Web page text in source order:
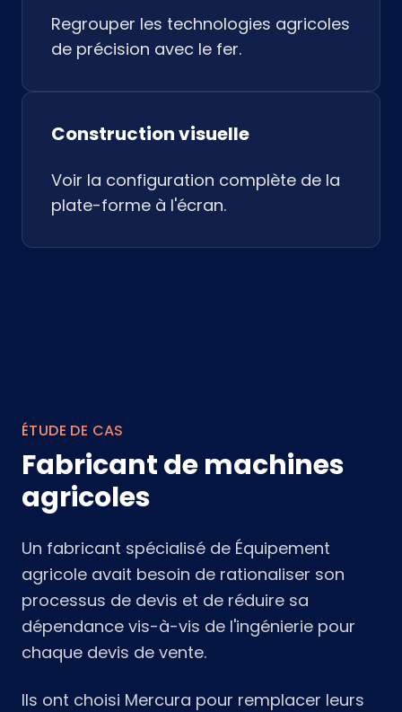
Regrouper les technologies agricoles
de précision avec le fer.
Construction visuelle
Voir la configuration complète de la
plate-forme à l'écran.
ÉTUDE DE CAS
Fabricant de machines
agricoles
Un fabricant spécialisé de Équipement
agricole avait besoin de rationaliser son
processus de devis et de réduire sa
dépendance vis-à-vis de l'ingénierie pour
chaque devis de vente.
Ils ont choisi Mercura pour remplacer leurs